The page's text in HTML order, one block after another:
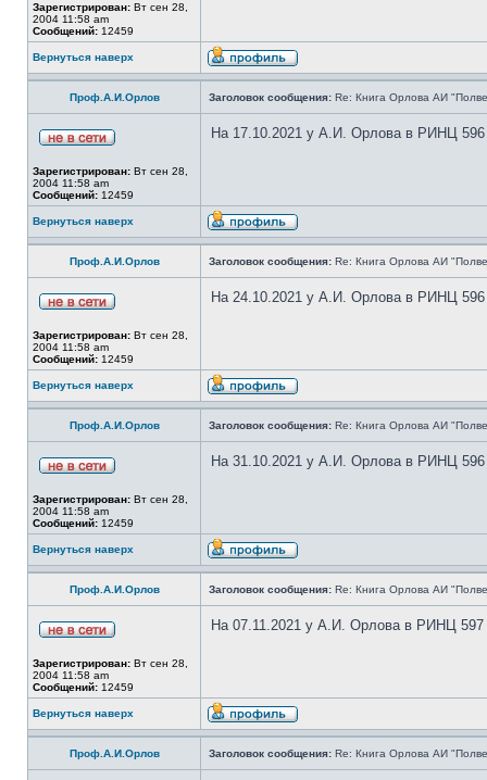
Зарегистрирован: Вт сен 28,
2004 11:58 am
Сообщений: 12459
Вернуться наверх
Проф.А.И.Орлов Заголовок сообщения: Re: Книга Орлова АИ
Зарегистрирован: Вт сен 28,
2004 11:58 am
Сообщений: 12459
На 17.10.2021 у А.И. Орлова в РИНЦ 596
Вернуться наверх
Проф.А.И.Орлов Заголовок сообщения: Re: Книга Орлова АИ
Зарегистрирован: Вт сен 28,
2004 11:58 am
Сообщений: 12459
На 24.10.2021 у А.И. Орлова в РИНЦ 596
Вернуться наверх
Проф.А.И.Орлов Заголовок сообщения: Re: Книга Орлова АИ
Зарегистрирован: Вт сен 28,
2004 11:58 am
Сообщений: 12459
На 31.10.2021 у А.И. Орлова в РИНЦ 596
Вернуться наверх
Проф.А.И.Орлов Заголовок сообщения: Re: Книга Орлова АИ
Зарегистрирован: Вт сен 28,
2004 11:58 am
Сообщений: 12459
На 07.11.2021 у А.И. Орлова в РИНЦ 597
Вернуться наверх
Проф.А.И.Орлов Заголовок сообщения: Re: Книга Орлова АИ